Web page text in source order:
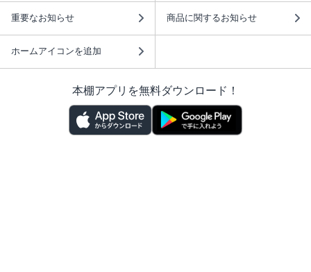
重要なお知らせ 商品に関するお知らせ
ホームアイコンを追加
本棚アプリを無料ダウンロード！